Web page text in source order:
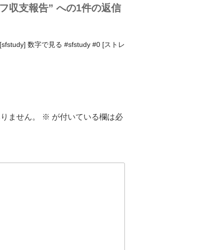
収支報告” への1件の返信
数字で見る #sfstudy #0 [ストレ
ません。 ※ が付いている欄は必